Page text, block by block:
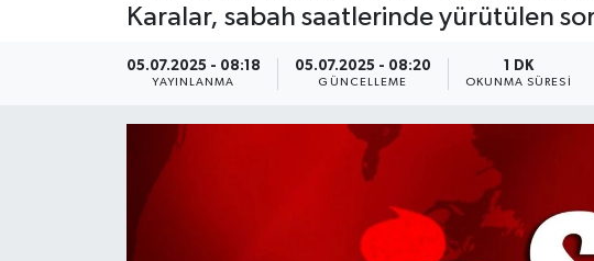
Karalar, sabah saatlerinde yürütülen
05.07.2025 - 08:18
YAYINLANMA
05.07.2025 - 08:20
GÜNCELLEME
1 DK
OKUNMA SÜRESI
Gündem
Tüm Manşetler
Son Dakika Haberleri